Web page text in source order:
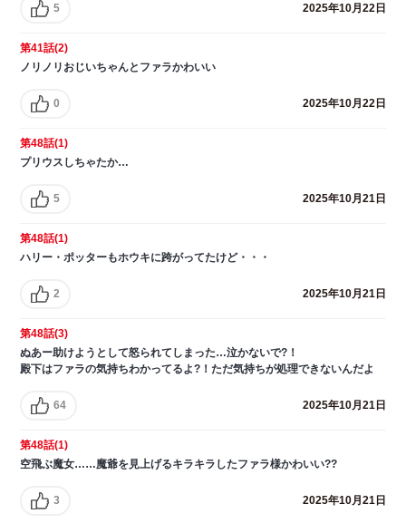
5 2025年10月22日
第41話(2)
ノリノリおじいちゃんとファラかわいい
0 2025年10月22日
第48話(1)
プリウスしちゃたか…
5 2025年10月21日
第48話(1)
ハリー・ポッターもホウキに跨がってたけど・・・
2 2025年10月21日
第48話(3)
ぬあー助けようとして怒られてしまった…泣かないで?！
殿下はファラの気持ちわかってるよ?！ただ気持ちが処理できないんだよ
64 2025年10月21日
第48話(1)
空飛ぶ魔女……魔爺を見上げるキラキラしたファラ様かわいい??
3 2025年10月21日